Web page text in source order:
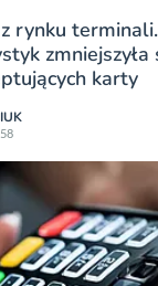
rynku
zmniejszyła
karty